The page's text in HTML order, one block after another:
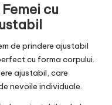
cu
de prindere ajustabil
cu forma corpului.
ajustabil, care
nevoile individuale.